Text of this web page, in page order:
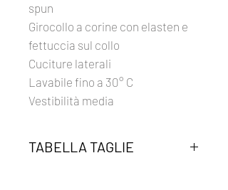
spun
Girocollo a corine con elasten e
fettuccia sul collo
Cuciture laterali
Lavabile fino a 30° C
Vestibilità media
TABELLA TAGLIE